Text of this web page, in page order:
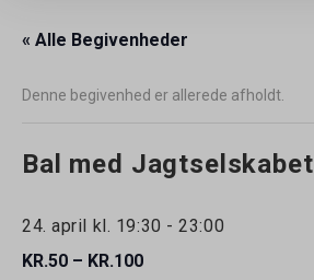
« Alle Begivenheder
Denne begivenhed er allerede afholdt.
Bal med Jagtselskabet
24. april kl. 19:30 -23:00
KR.50 – KR.100